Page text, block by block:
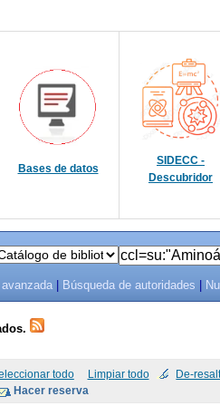
Bases de datos
SIDECC -
Descubridor
Búsqueda de autoridades
todo Limpiar todo De-